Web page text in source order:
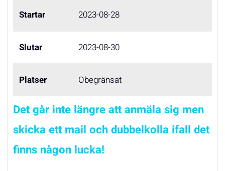
Startar 2023-08-28
Slutar 2023-08-30
Platser Obegränsat
Det går inte längre att anmäla sig men
skicka ett mail och dubbelkolla ifall det
finns någon lucka!